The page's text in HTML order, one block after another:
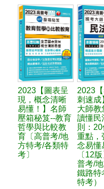
2023【圖表呈
現，概念清晰
易懂！】名師
壓箱秘笈--教育
哲學與比較教
育〔高普考/地
方特考/各類特
考〕
2023
刺速成
大師教
讀懂民
則：
重點，
念易懂
〔12
普考/
鐵路特
特考）